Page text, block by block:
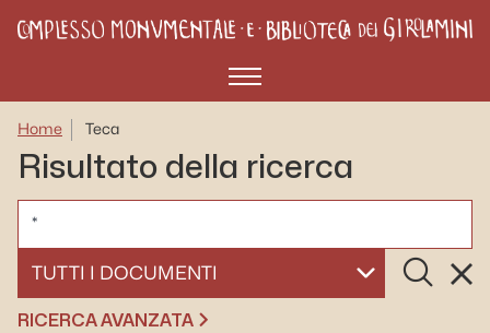
Menù
Home Teca
Risultato della ricerca
SELEZIONA UN DOCUMENTO
Cerca
RICERCA AVANZATA